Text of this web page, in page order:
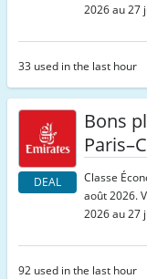
2026 au 27
33 used in the last hour
DEAL
Bons
Classe
août 2026.
2026 au 27
92 used in the last hour